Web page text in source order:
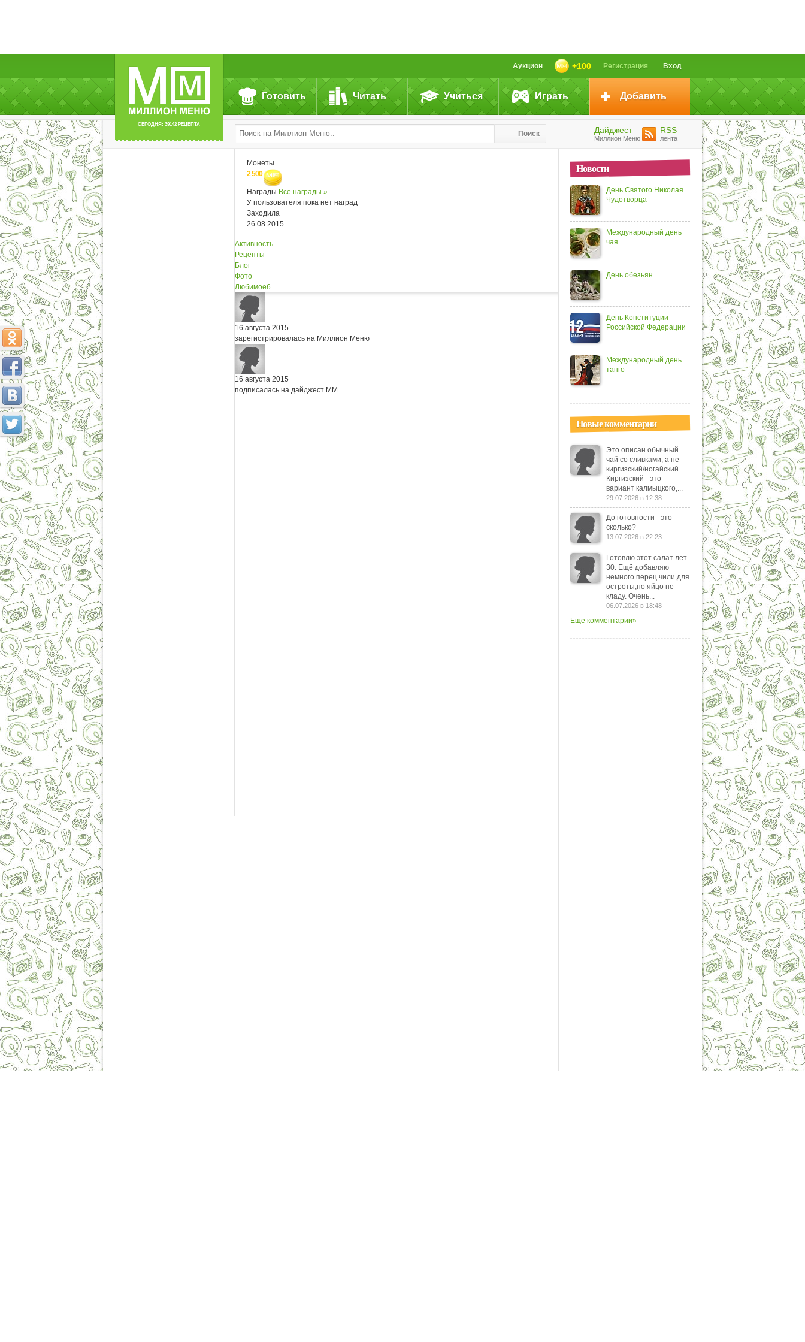
СЕГОДНЯ: 39142 РЕЦЕПТА
Вход
Регистрация
+100
Аукцион
Готовить Читать Учиться Играть Добавить
Поиск Дайджест
Миллион Меню
RSS
лента
Монеты
2 500
Награды Все награды »
У пользователя пока нет наград
Заходила
26.08.2015
Активность
Рецепты
Блог
Фото
Любимое6
16 августа 2015
зарегистрировалась на Миллион Меню
16 августа 2015
подписалась на дайджест ММ
Новости
День Святого Николая
Чудотворца
Международный день
чая
День обезьян
День Конституции
Российской Федерации
Международный день
танго
Новые комментарии
Это описан обычный
чай со сливками, а не
киргизский/ногайский.
Киргизский - это
вариант калмыцкого,...
29.07.2026 в 12:38
До готовности - это
сколько?
13.07.2026 в 22:23
Готовлю этот салат лет
30. Ещё добавляю
немного перец чили,для
остроты,но яйцо не
кладу. Очень...
06.07.2026 в 18:48
Еще комментарии»